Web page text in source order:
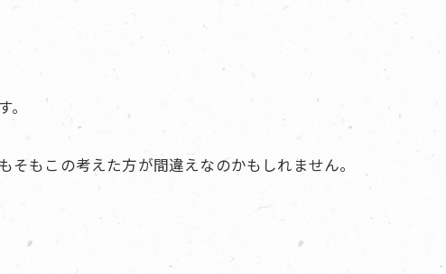
もこの考えた方が間違えなのかもしれません。